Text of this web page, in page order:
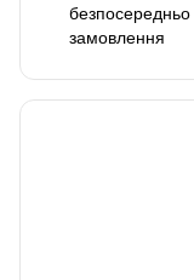
замовлення